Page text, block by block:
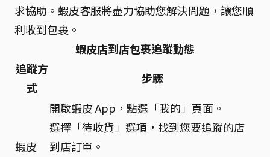
求協助。蝦皮客服將盡力協助您解決問題，讓您順
利收到包裹。
蝦皮店到店包裹追蹤動態
追蹤方
式
步驟
蝦皮
開啟蝦皮 App，點選「我的」頁面。
選擇「待收貨」選項，找到您要追蹤的店
到店訂單。